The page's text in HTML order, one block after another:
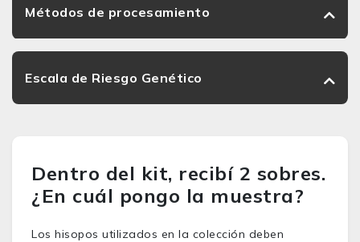
Métodos de procesamiento
Escala de Riesgo Genético
Dentro del kit, recibí 2 sobres.
¿En cuál pongo la muestra?
Los hisopos utilizados en la colección deben